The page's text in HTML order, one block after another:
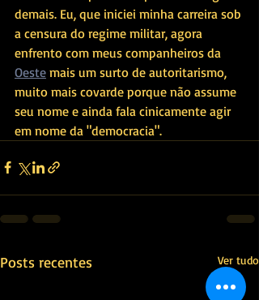
demais. Eu, que iniciei minha carreira sob
a censura do regime militar, agora
enfrento com meus companheiros da
Oeste mais um surto de autoritarismo,
muito mais covarde porque não assume
seu nome e ainda fala cinicamente agir
em nome da "democracia".
Posts recentes Ver tudo